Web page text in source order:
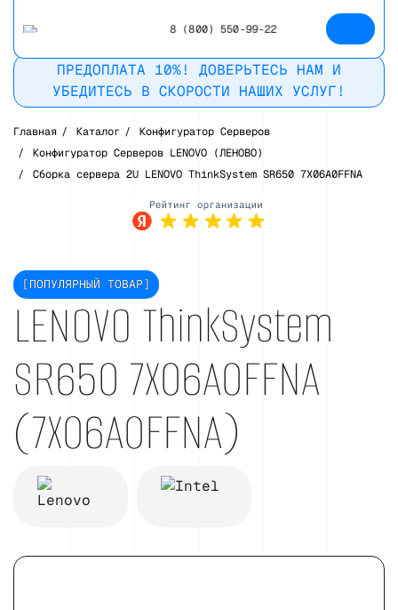
8 (800) 550-99-22
ПРЕДОПЛАТА 10%! ДОВЕРЬТЕСЬ НАМ И
УБЕДИТЕСЬ В СКОРОСТИ НАШИХ УСЛУГ!
Главная / Каталог /
Конфигуратор Серверов
/
Конфигуратор Серверов LENOVO (ЛЕНОВО)
/
Сборка сервера 2U LENOVO ThinkSystem SR650 7X06A0FFNA
[ПОПУЛЯРНЫЙ ТОВАР]
LENOVO ThinkSystem
SR650 7X06A0FFNA
(7X06A0FFNA)